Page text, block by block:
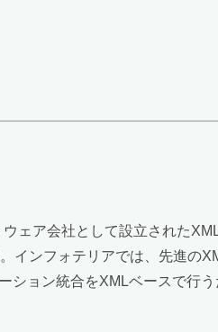
ェア会社として設立された
インフォテリアでは、先進の
ョン統合をXMLベースで行